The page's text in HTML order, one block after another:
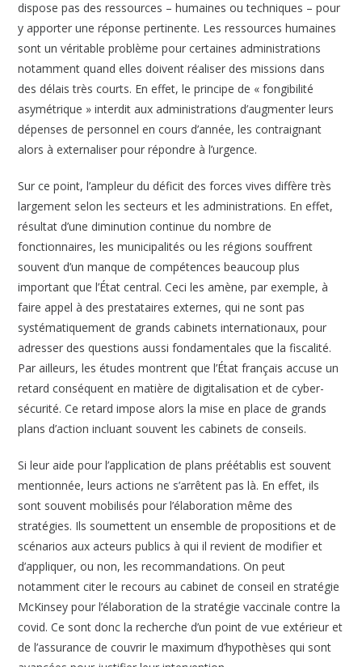
dispose pas des ressources – humaines ou techniques – pour
y apporter une réponse pertinente. Les ressources humaines
sont un véritable problème pour certaines administrations
notamment quand elles doivent réaliser des missions dans
des délais très courts. En effet, le principe de « fongibilité
asymétrique » interdit aux administrations d’augmenter leurs
dépenses de personnel en cours d’année, les contraignant
alors à externaliser pour répondre à l’urgence.
Sur ce point, l’ampleur du déficit des forces vives diffère très
largement selon les secteurs et les administrations. En effet,
résultat d’une diminution continue du nombre de
fonctionnaires, les municipalités ou les régions souffrent
souvent d’un manque de compétences beaucoup plus
important que l’État central. Ceci les amène, par exemple, à
faire appel à des prestataires externes, qui ne sont pas
systématiquement de grands cabinets internationaux, pour
adresser des questions aussi fondamentales que la fiscalité.
Par ailleurs, les études montrent que l’État français accuse un
retard conséquent en matière de digitalisation et de cyber-
sécurité. Ce retard impose alors la mise en place de grands
plans d’action incluant souvent les cabinets de conseils.
Si leur aide pour l’application de plans préétablis est souvent
mentionnée, leurs actions ne s’arrêtent pas là. En effet, ils
sont souvent mobilisés pour l’élaboration même des
stratégies. Ils soumettent un ensemble de propositions et de
scénarios aux acteurs publics à qui il revient de modifier et
d’appliquer, ou non, les recommandations. On peut
notamment citer le recours au cabinet de conseil en stratégie
McKinsey pour l’élaboration de la stratégie vaccinale contre la
covid. Ce sont donc la recherche d’un point de vue extérieur et
de l’assurance de couvrir le maximum d’hypothèses qui sont